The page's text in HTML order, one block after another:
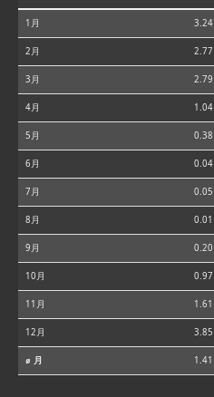
1月 3.24
2月 2.77
3月 2.79
4月 1.04
5月 0.38
6月 0.04
7月 0.05
8月 0.01
9月 0.20
10月 0.97
11月 1.61
12月 3.85
⌀ 月 1.41